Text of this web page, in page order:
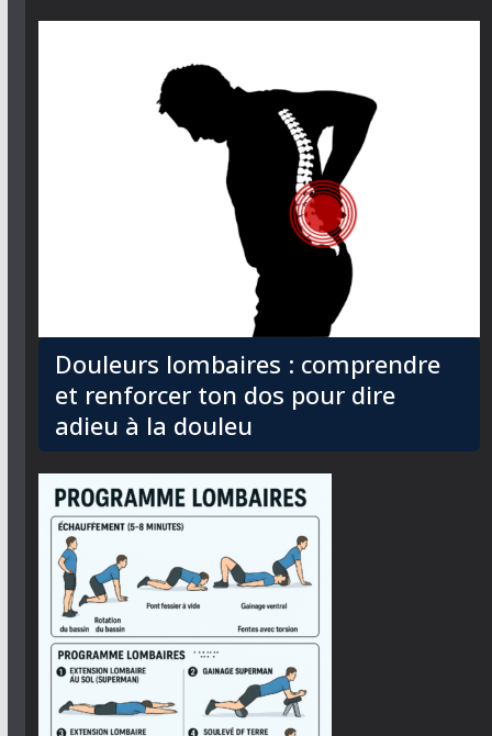
Douleurs lombaires : comprendre
et renforcer ton dos pour dire
adieu à la douleu